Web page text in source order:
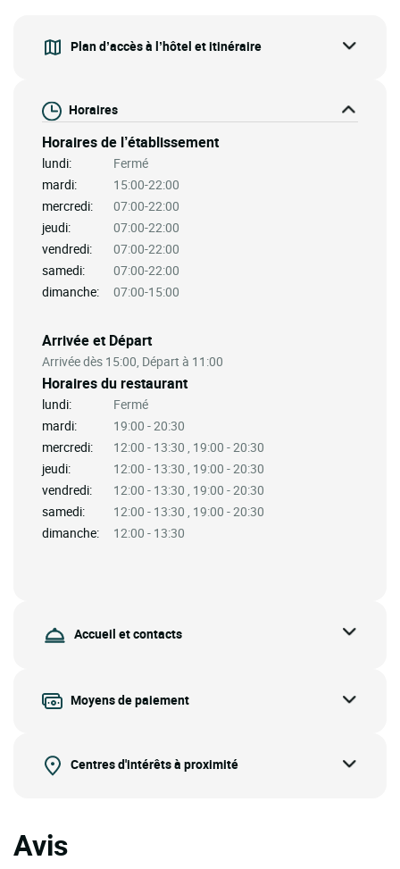
Plan d’accès à l’hôtel et itinéraire
Horaires
Horaires de l’établissement
lundi:
Fermé
mardi:
15:00-22:00
mercredi:
07:00-22:00
jeudi:
07:00-22:00
vendredi:
07:00-22:00
samedi:
07:00-22:00
dimanche:
07:00-15:00
Arrivée et Départ
Arrivée dès 15:00, Départ à 11:00
Horaires du restaurant
lundi:
Fermé
mardi:
19:00 - 20:30
mercredi:
12:00 - 13:30 , 19:00 - 20:30
jeudi:
12:00 - 13:30 , 19:00 - 20:30
vendredi:
12:00 - 13:30 , 19:00 - 20:30
samedi:
12:00 - 13:30 , 19:00 - 20:30
dimanche:
12:00 - 13:30
Accueil et contacts
Moyens de paiement
Centres d'intérêts à proximité
Avis